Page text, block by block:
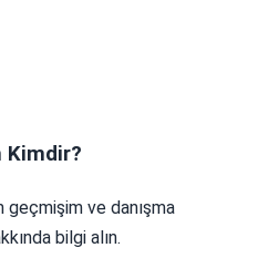
Kimdir?
geçmişim ve danışma
bilgi alın.